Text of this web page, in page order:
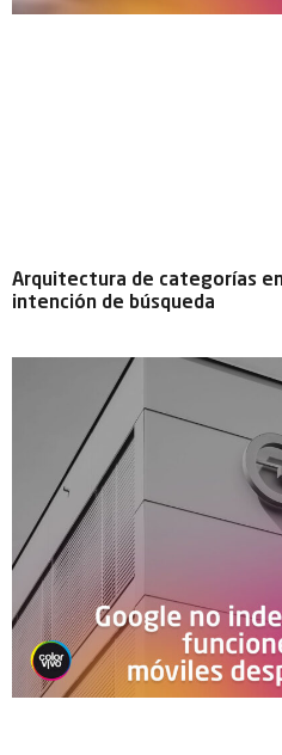
Arquitectura de categorías
intención de búsqueda